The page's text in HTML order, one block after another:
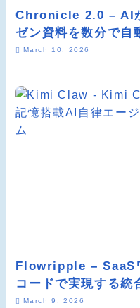
Chronicle 2.0 – AI
ゼン資料を数分で自
March 10, 2026
Flowripple – SaaS
コードで実現する統
March 9, 2026